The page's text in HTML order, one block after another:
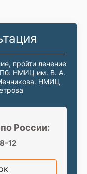
пройти лечение
НМИЦ им. В. А.
НМИЦ
России:
12